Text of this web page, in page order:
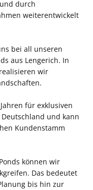
durch
weiterentwickelt
bei all unseren
aus Lengerich. In
wir
für exklusiven
und kann
Kundenstamm
können wir
Das bedeutet
bis hin zur